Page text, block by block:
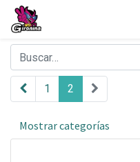
1 2
Mostrar categorías